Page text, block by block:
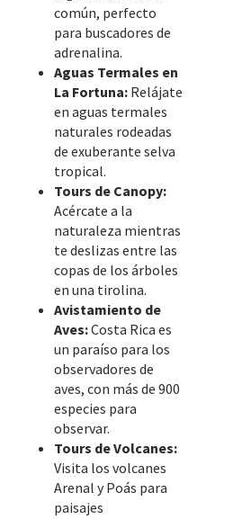
común, perfecto
para buscadores de
adrenalina.
Aguas Termales en
La Fortuna: Relájate
en aguas termales
naturales rodeadas
de exuberante selva
tropical.
Tours de Canopy:
Acércate a la
naturaleza mientras
te deslizas entre las
copas de los árboles
en una tirolina.
Avistamiento de
Aves:Costa Rica es
un paraíso para los
observadores de
aves, con más de 900
especies para
observar.
Tours de Volcanes:
Visita los volcanes
Arenal y Poás para
paisajes